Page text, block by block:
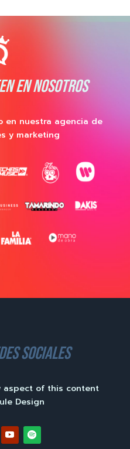
EN NOSOTROS
en nuestra agencia de
y marketing
sociales
aspect of this content
Design